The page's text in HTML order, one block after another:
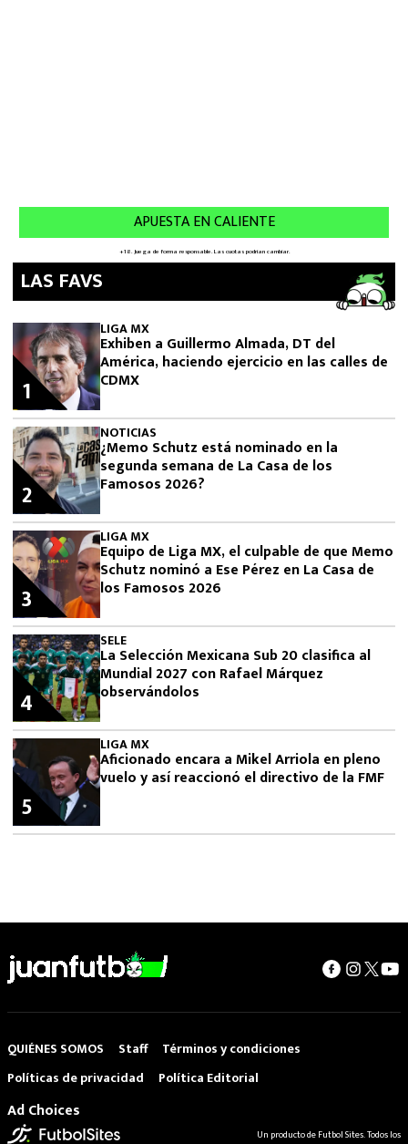
LAS FAVS
LIGA MX
Exhiben a Guillermo Almada, DT del
América, haciendo ejercicio en las calles de
CDMX
1
NOTICIAS
¿Memo Schutz está nominado en la
segunda semana de La Casa de los
Famosos 2026?
2
LIGA MX
Equipo de Liga MX, el culpable de que Memo
Schutz nominó a Ese Pérez en La Casa de
los Famosos 2026
3
SELE
La Selección Mexicana Sub 20 clasifica al
Mundial 2027 con Rafael Márquez
observándolos
4
LIGA MX
Aficionado encara a Mikel Arriola en pleno
vuelo y así reaccionó el directivo de la FMF
5
QUIÉNES SOMOS Staff
Términos y condiciones
Políticas de privacidad
Política Editorial
Ad Choices
Un producto de Futbol Sites. Todos los